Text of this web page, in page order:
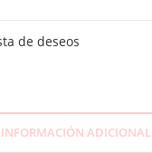
de deseos
INFORMACIÓN ADICIONAL